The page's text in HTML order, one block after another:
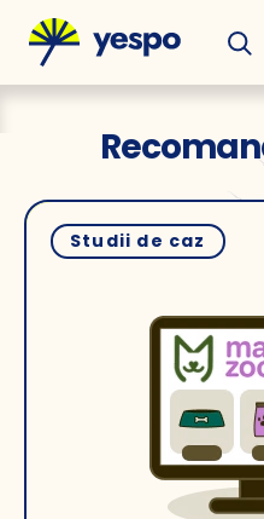
Studii de caz